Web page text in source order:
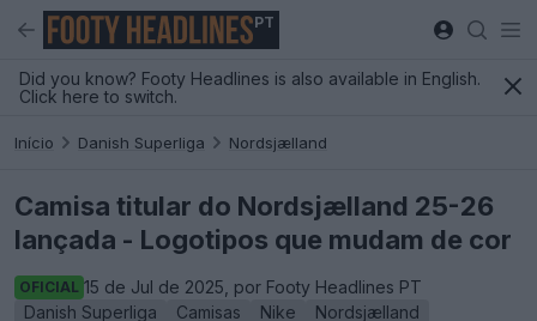
PT
Did you know? Footy Headlines is also available in English.
Click here to switch.
Início Danish Superliga Nordsjælland
Camisa titular do Nordsjælland 25-26
lançada - Logotipos que mudam de cor
OFICIAL 15 de Jul de 2025, por Footy Headlines PT
Danish Superliga
Camisas Nike
Nordsjælland